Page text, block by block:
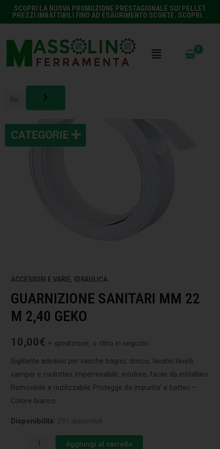
SCOPRI LA NUOVA PROMOZIONE PRESTAGIONALE SUI PELLET.
PREZZI IMBATTIBILI FINO AD ESAURIMENTO SCORTE. SCOPRI...
ACCESSORI E VARIE, IDRAULICA
GUARNIZIONE SANITARI MM 22
M 2,40 GEKO
10,00€ + spedizione, o ritiro in negozio
Sigillante adesivo per vasche bagno, docce, lavabo lavelli,
camper e roulottes Impermeabile, inodore, facile da installare
Removibile e riutilizzabile Protegge da impurita’ e batteri –
Colore bianco
Disponibilità: 291 disponibili
Aggiungi al carrello